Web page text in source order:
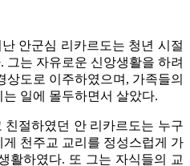
안군심 리카르도는 청년 시절
그는 자유로운 신앙생활을 하려
상도로 이주하였으며, 가족들의
일에 몰두하면서 살았다.
절하였던 안 리카르도는 누구
천주교 교리를 정성스럽게 가
활하였다. 또 그는 자식들의 교